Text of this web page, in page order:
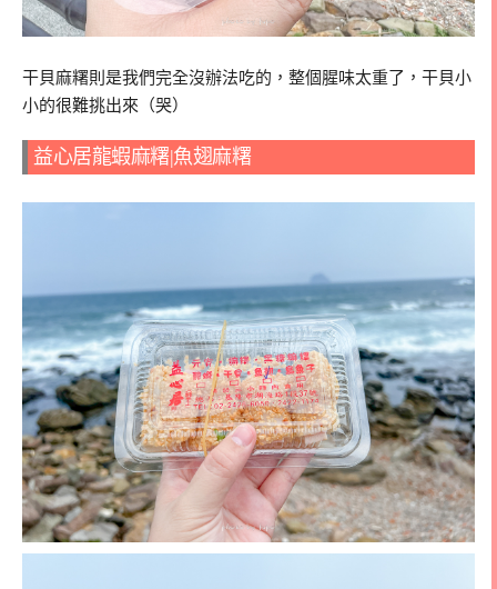
干貝麻糬則是我們完全沒辦法吃的，整個腥味太重了，干貝小
小的很難挑出來（哭）
益心居龍蝦麻糬|魚翅麻糬